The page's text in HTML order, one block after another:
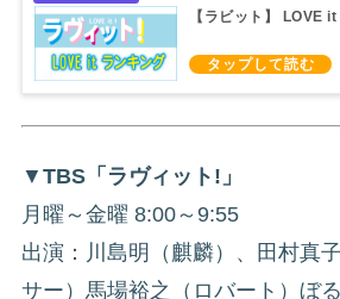
【ラビット】 LOVE
▼ TBS「ラヴィット!」
月曜～金曜 8:00～9:55
出演：川島明（麒麟）、田村真
サー）馬場裕之（ロバート）ぼ